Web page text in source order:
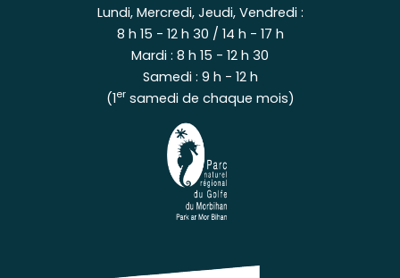
Lundi, Mercredi, Jeudi, Vendredi :
8 h 15 - 12 h 30 / 14 h - 17 h
Mardi : 8 h 15 - 12 h 30
Samedi : 9 h - 12 h
(1ersamedi de chaque mois)